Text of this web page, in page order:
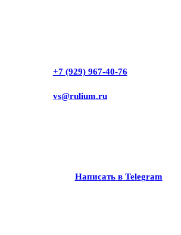
+7 (929) 967-40-76
vs@rulium.ru
Написать в Telegram